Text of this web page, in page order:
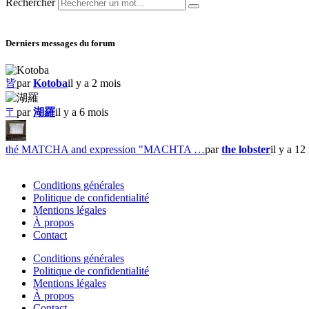
Derniers messages du forum
皆parKotobail y a 2 mois
〒 par湖羅il y a 6 mois
thé MATCHA and expression "MACHTA …parthe lobsteril y a 12
Conditions générales
Politique de confidentialité
Mentions légales
À propos
Contact
Conditions générales
Politique de confidentialité
Mentions légales
À propos